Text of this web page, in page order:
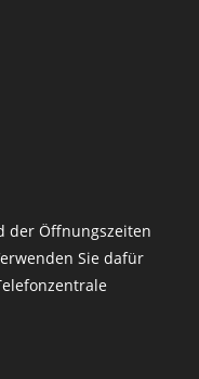
der Öffnungszeiten
Sie dafür